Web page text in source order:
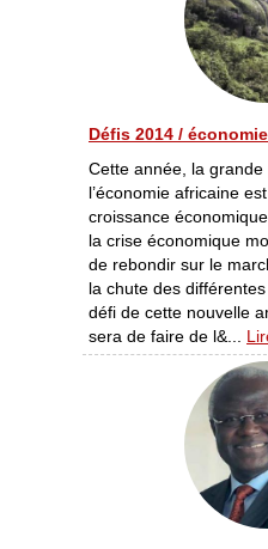
Défis 2014 /
Cette année, la
l’économie africaine
croissance
la crise économique
de rebondir sur le
la chute des
défi de cette nouvelle
sera de faire de l&...